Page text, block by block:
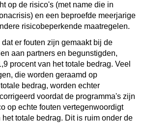
op de risico's (met name die in
en een beproefde meerjarige
risicobeperkende maatregelen.
er fouten zijn gemaakt bij de
aan partners en begunstigden,
procent van het totale bedrag. Veel
die worden geraamd op
bedrag, worden echter
voordat de programma's zijn
op echte fouten vertegenwoordigt
totale bedrag. Dit is ruim onder de